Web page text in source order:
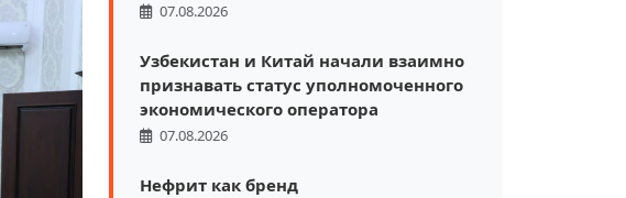
07.08.2026
Узбекистан и Китай начали взаимно
признавать статус уполномоченного
экономического оператора
07.08.2026
Нефрит как бренд